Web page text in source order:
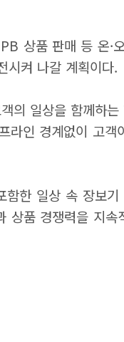
상품 판매 등 온·
시켜 나갈 계획이다.
의 일상을 함께하
라인 경계없이 고
한 일상 속 장보
품 경쟁력을 지